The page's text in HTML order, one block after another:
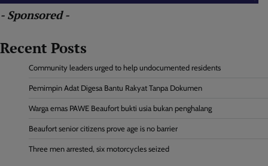
- Sponsored -
Recent Posts
Community leaders urged to help undocumented residents
Pemimpin Adat Digesa Bantu Rakyat Tanpa Dokumen
Warga emas PAWE Beaufort bukti usia bukan penghalang
Beaufort senior citizens prove age is no barrier
Three men arrested, six motorcycles seized